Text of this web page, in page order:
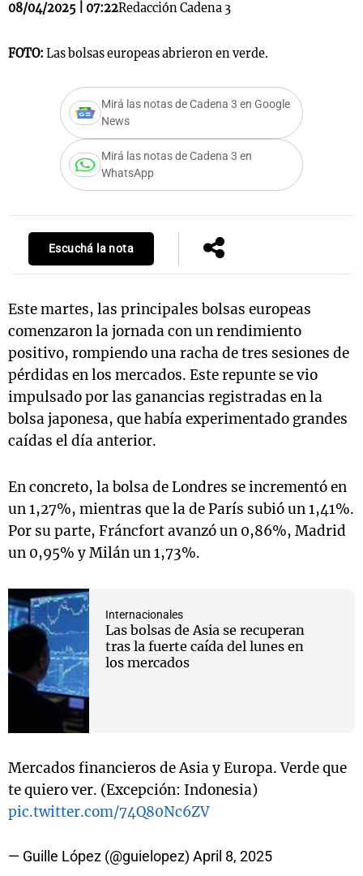
08/04/2025 | 07:22Redacción Cadena 3
FOTO: Las bolsas europeas abrieron en verde.
Mirá las notas de Cadena 3 en Google
News
Mirá las notas de Cadena 3 en
WhatsApp
Escuchá la nota
Este martes, las principales bolsas europeas
comenzaron la jornada con un rendimiento
positivo, rompiendo una racha de tres sesiones de
pérdidas en los mercados. Este repunte se vio
impulsado por las ganancias registradas en la
bolsa japonesa, que había experimentado grandes
caídas el día anterior.
En concreto, la bolsa de Londres se incrementó en
un 1,27%, mientras que la de París subió un 1,41%.
Por su parte, Fráncfort avanzó un 0,86%, Madrid
un 0,95% y Milán un 1,73%.
Internacionales
Las bolsas de Asia se recuperan
tras la fuerte caída del lunes en
los mercados
Mercados financieros de Asia y Europa. Verde que
te quiero ver. (Excepción: Indonesia)
pic.twitter.com/74Q80Nc6ZV
— Guille López (@guielopez) April 8, 2025
Notas
Mundial 2026